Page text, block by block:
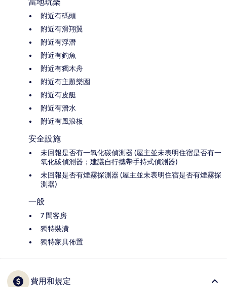
附近有碼頭
附近有滑翔翼
附近有浮潛
附近有釣魚
附近有獨木舟
附近有主題樂園
附近有皮艇
附近有潛水
附近有風浪板
安全設施
未回報是否有一氧化碳偵測器 (屋主並未表明住宿是否有一
氧化碳偵測器；建議自行攜帶手持式偵測器)
未回報是否有煙霧探測器 (屋主並未表明住宿是否有煙霧探
測器)
一般
7 間客房
獨特裝潢
獨特家具佈置
費用和規定